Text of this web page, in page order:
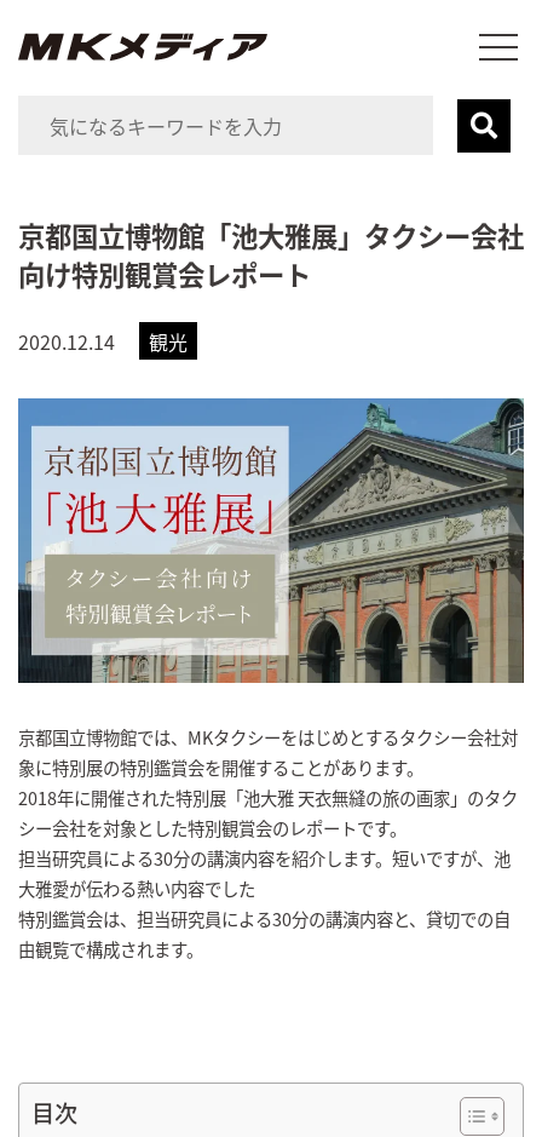
京都国立博物館「池大雅展」タクシー会社
向け特別観賞会レポート
2020.12.14 観光
京都国立博物館では、MKタクシーをはじめとするタクシー会社対
象に特別展の特別鑑賞会を開催することがあります。
2018年に開催された特別展「池大雅 天衣無縫の旅の画家」のタク
シー会社を対象とした特別観賞会のレポートです。
担当研究員による30分の講演内容を紹介します。短いですが、池
大雅愛が伝わる熱い内容でした
特別鑑賞会は、担当研究員による30分の講演内容と、貸切での自
由観覧で構成されます。
目次